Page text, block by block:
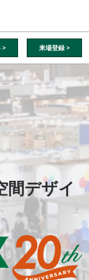
> 来場登録 >
間デザイ